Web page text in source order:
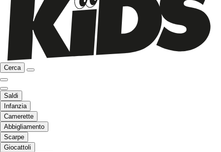
Cerca
Saldi
Infanzia
Camerette
Abbigliamento
Scarpe
Giocattoli